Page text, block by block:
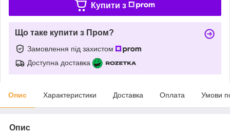
Купити з
Що таке купити з Пром?
Замовлення під захистом
Доступна доставка
Опис Характеристики Доставка Оплата Умови
Опис